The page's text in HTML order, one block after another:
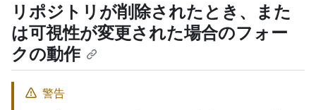
リポジトリが削除されたとき、また
は可視性が変更された場合のフォー
クの動作
警告